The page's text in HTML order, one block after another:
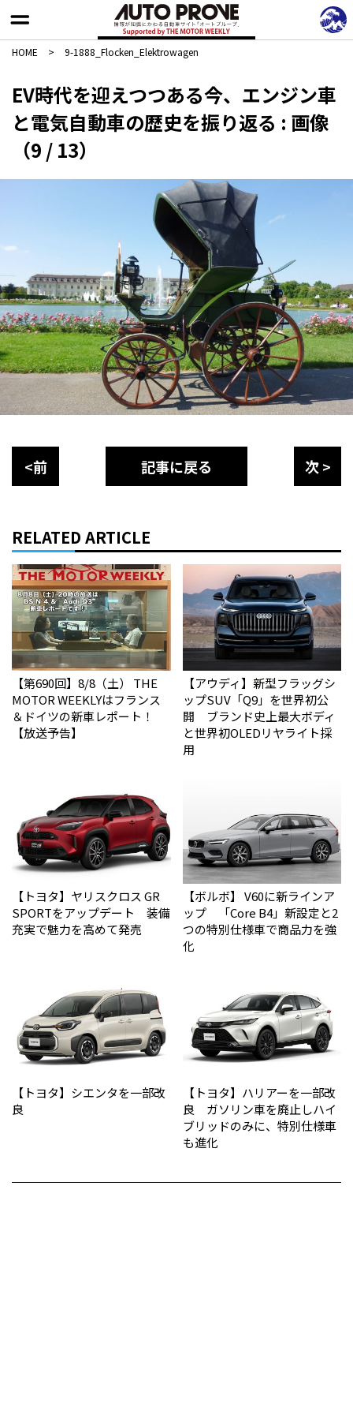
HOME > 9-1888_Flocken_Elektrowagen
EV時代を迎えつつある今、エンジン車
と電気自動車の歴史を振り返る : 画像
（9 / 13）
<前 記事に戻る 次 >
RELATED ARTICLE
【第690回】8/8（土） THE
MOTOR WEEKLYはフランス
＆ドイツの新車レポート！
【放送予告】
【アウディ】新型フラッグシ
ップSUV「Q9」を世界初公
開 ブランド史上最大ボディ
と世界初OLEDリヤライト採
用
【トヨタ】ヤリスクロス GR
SPORTをアップデート 装備
充実で魅力を高めて発売
【ボルボ】 V60に新ラインア
ップ 「Core B4」新設定と2
つの特別仕様車で商品力を強
化
【トヨタ】シエンタを一部改
良
【トヨタ】ハリアーを一部改
良 ガソリン車を廃止しハイ
ブリッドのみに、特別仕様車
も進化